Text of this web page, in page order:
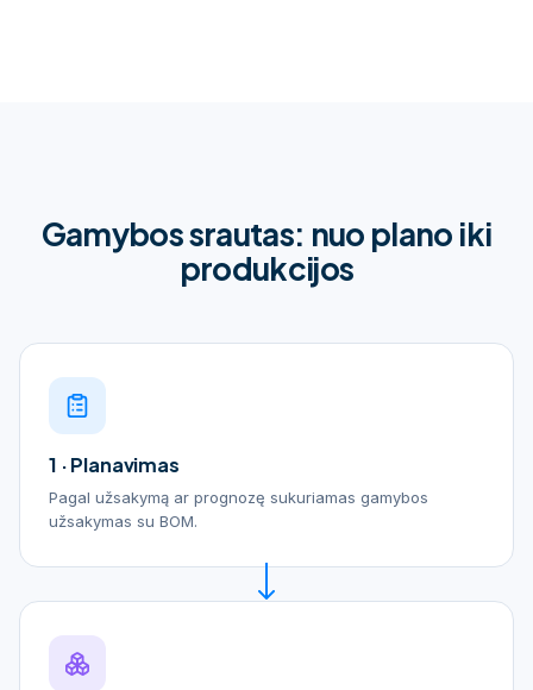
Gamybos srautas: nuo plano iki
produkcijos
1 · Planavimas
Pagal užsakymą ar prognozę sukuriamas gamybos
užsakymas su BOM.